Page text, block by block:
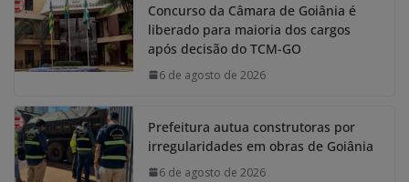
Concurso da Câmara de Goiânia é
liberado para maioria dos cargos
após decisão do TCM-GO
6 de agosto de 2026
Prefeitura autua construtoras por
irregularidades em obras de Goiânia
6 de agosto de 2026